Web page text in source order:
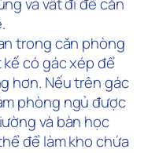
và vất đi để căn
trong căn phòng
có gác xép để
hơn. Nếu trên gác
phòng ngủ được
và bàn học
để làm kho chứa